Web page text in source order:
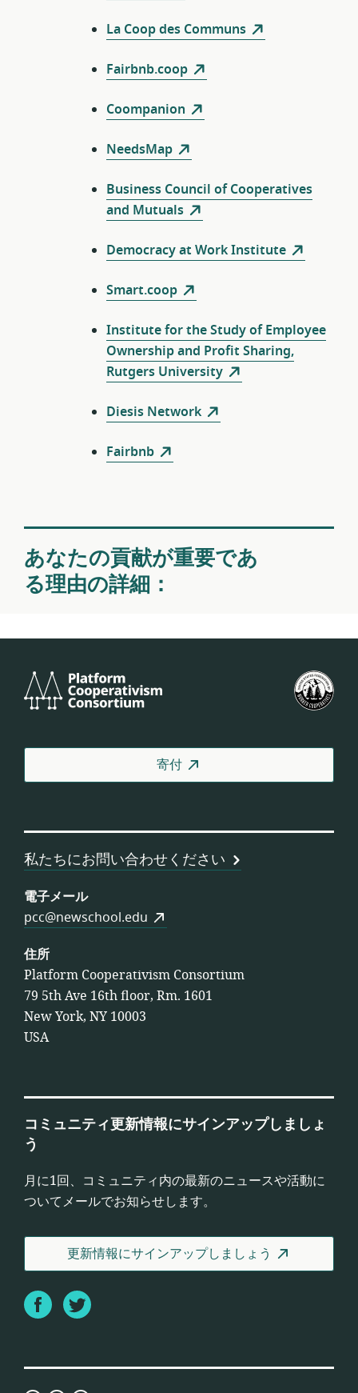
La Coop des Communs
Fairbnb.coop
Coompanion
NeedsMap
Business Council of Cooperatives
and Mutuals
Democracy at Work Institute
Smart.coop
Institute for the Study of Employee
Ownership and Profit Sharing,
Rutgers University
Diesis Network
Fairbnb
あなたの貢献が重要であ
る理由の詳細：
Cooperativism
国
合
寄付
私たちにお問い合わせください
電子メール
pcc@newschool.edu
住所
Platform Cooperativism Consortium
79 5th Ave 16th floor, Rm. 1601
New York, NY 10003
USA
コミュニティ更新情報にサインアップしましょ
う
月に1回、コミュニティ内の最新のニュースや活動に
ついてメールでお知らせします。
更新情報にサインアップしましょう
FacebookTwitter